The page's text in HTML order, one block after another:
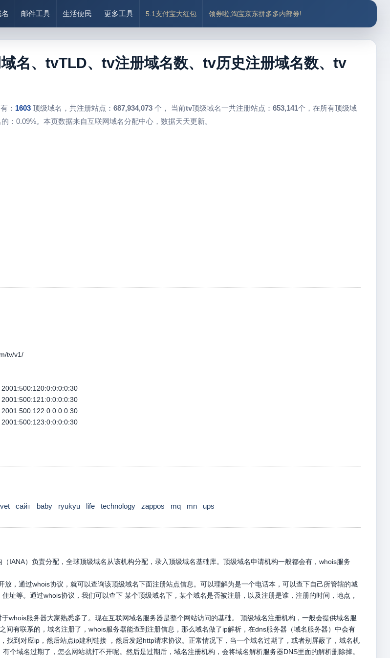
邮件工具 生活便民 更多工具 5.1支付宝大红包 领券啦,淘宝京东拼多多内部券!
名、tvTLD、tv注册域名数、tv历史注册域名数、tv
： 1603 顶级域名，共注册站点： 687,934,073 个， 当前tv顶级域名一共注册站点： 653,141个，在所有顶级域
：0.09%。本页数据来自互联网域名分配中心，数据天天更新。
tv/v1/
vet сайт baby ryukyu life technology zappos mq mn ups
IANA）负责分配，全球顶级域名从该机构分配，录入顶级域名基础库。顶级域名申请机构一般都会有，whois服务
，通过whois协议，就可以查询该顶级域名下面注册站点信息。可以理解为是一个电话本，可以查下自己所管辖的城
址等。通过whois协议，我们可以查下 某个顶级域名下，某个域名是否被注册，以及注册是谁，注册的时间，地点，
whois服务器大家熟悉多了。现在互联网域名服务器是整个网站访问的基础。 顶级域名注册机构，一般会提供域名服
间有联系的，域名注册了，whois服务器能查到注册信息，那么域名做了ip解析，在dns服务器（域名服务器）中会有
找到对应ip，然后站点ip建利链接 ，然后发起http请求协议。正常情况下，当一个域名过期了，或者别屏蔽了，域名机
个域名过期了，怎么网站就打不开呢。然后是过期后，域名注册机构，会将域名解析服务器DNS里面的解析删除掉。